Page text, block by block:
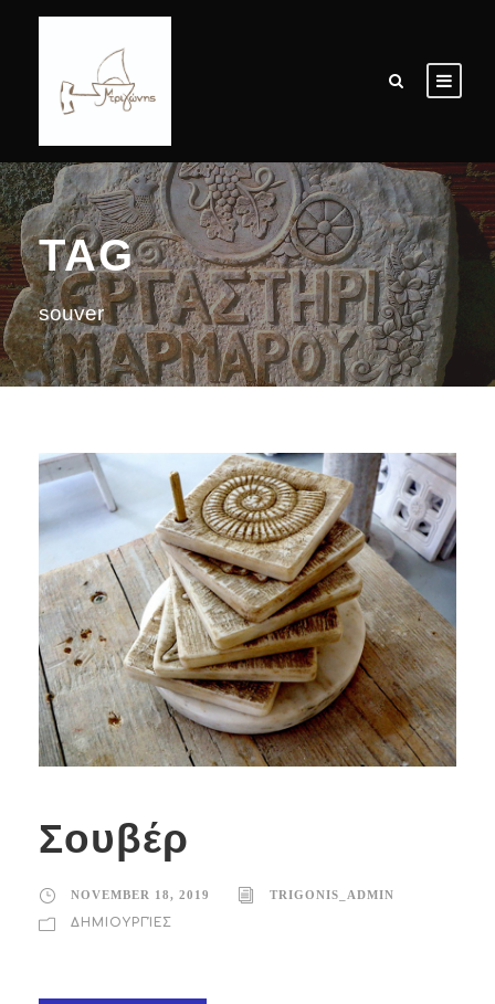
TAG
souver
Σουβέρ
NOVEMBER 18, 2019 TRIGONIS_ADMIN
ΔΗΜΙΟΥΡΓΊΕΣ